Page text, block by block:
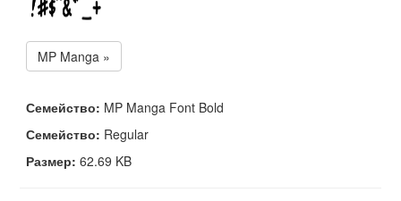
MP Manga »
Семейство: MP Manga Font Bold
Семейство: Regular
Размер: 62.69 KB